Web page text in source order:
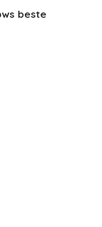
beste